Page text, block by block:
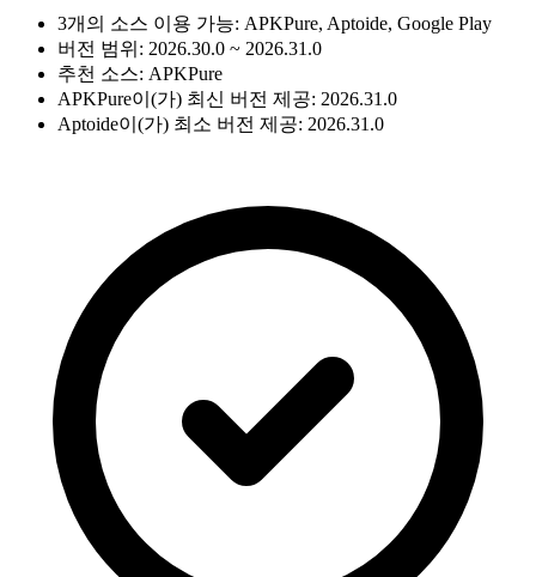
3개의 소스 이용 가능: APKPure, Aptoide, Google Play
버전 범위: 2026.30.0 ~ 2026.31.0
추천 소스: APKPure
APKPure이(가) 최신 버전 제공: 2026.31.0
Aptoide이(가) 최소 버전 제공: 2026.31.0